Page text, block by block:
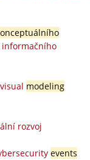
modeling
rozvoj
events